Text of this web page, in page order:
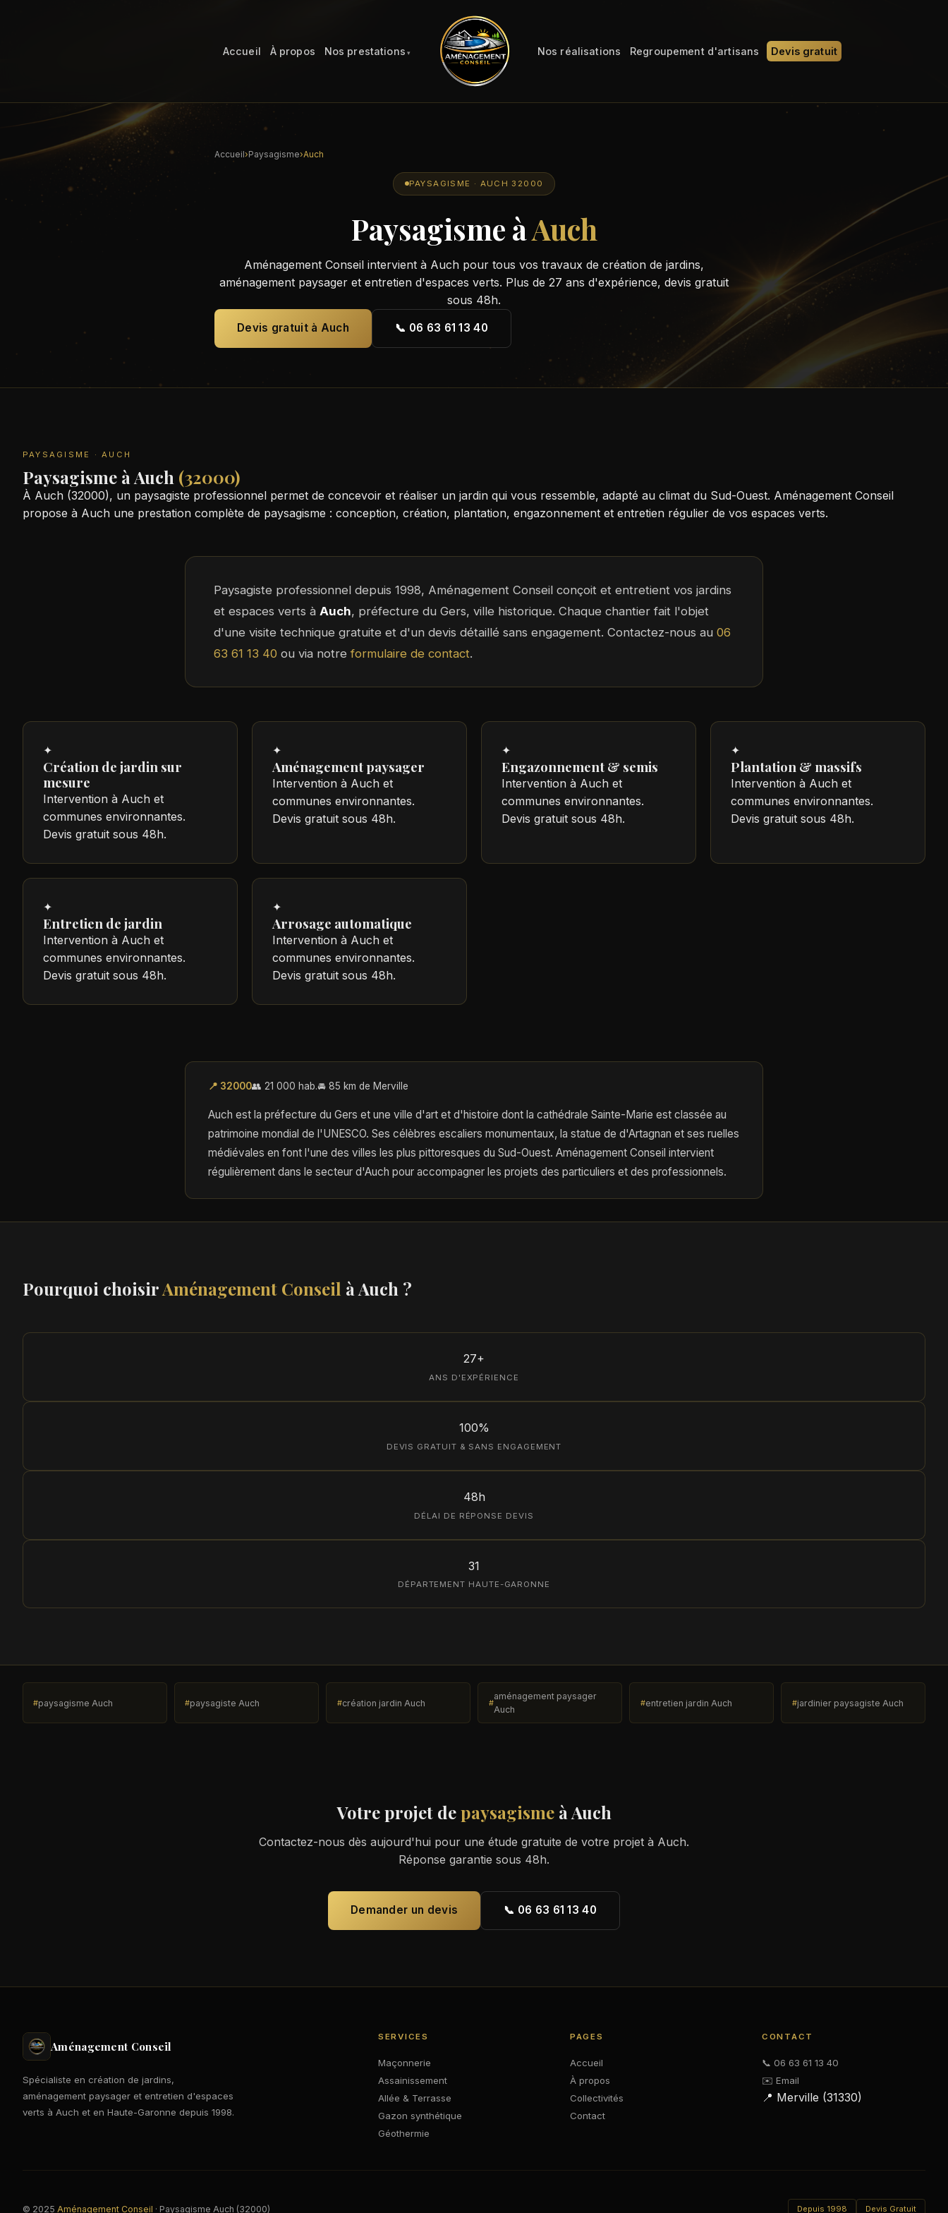
Accueil À propos Nos prestations Nos réalisations Regroupement d'artisans Devis gratuit
Accueil›Paysagisme›Auch
PAYSAGISME · AUCH 32000
Paysagisme àAuch
Aménagement Conseil intervient à Auch pour tous vos travaux de création de jardins,
aménagement paysager et entretien d'espaces verts. Plus de 27 ans d'expérience, devis gratuit
sous 48h.
Devis gratuit à Auch 📞 06 63 61 13 40
PAYSAGISME · AUCH
Paysagisme à Auch (32000)
À Auch (32000), un paysagiste professionnel permet de concevoir et réaliser un jardin qui vous ressemble, adapté au climat du Sud-Ouest. Aménagement Conseil
propose à Auch une prestation complète de paysagisme : conception, création, plantation, engazonnement et entretien régulier de vos espaces verts.
Paysagiste professionnel depuis 1998, Aménagement Conseil conçoit et entretient vos jardins
et espaces verts à Auch, préfecture du Gers, ville historique. Chaque chantier fait l'objet
d'une visite technique gratuite et d'un devis détaillé sans engagement. Contactez-nous au 06
63 61 13 40 ou via notreformulaire de contact.
✦
Création de jardin sur
mesure
Intervention à Auch et
communes environnantes.
Devis gratuit sous 48h.
✦
Aménagement paysager
Intervention à Auch et
communes environnantes.
Devis gratuit sous 48h.
✦
Engazonnement & semis
Intervention à Auch et
communes environnantes.
Devis gratuit sous 48h.
✦
Plantation & massifs
Intervention à Auch et
communes environnantes.
Devis gratuit sous 48h.
✦
Entretien de jardin
Intervention à Auch et
communes environnantes.
Devis gratuit sous 48h.
✦
Arrosage automatique
Intervention à Auch et
communes environnantes.
Devis gratuit sous 48h.
📍 32000👥 21 000 hab.🚘 85 km de Merville
Auch est la préfecture du Gers et une ville d'art et d'histoire dont la cathédrale Sainte-Marie est classée au
patrimoine mondial de l'UNESCO. Ses célèbres escaliers monumentaux, la statue de d'Artagnan et ses ruelles
médiévales en font l'une des villes les plus pittoresques du Sud-Ouest. Aménagement Conseil intervient
régulièrement dans le secteur d'Auch pour accompagner les projets des particuliers et des professionnels.
Pourquoi choisirAménagement Conseil à Auch ?
27+
ANS D'EXPÉRIENCE
100%
DEVIS GRATUIT & SANS ENGAGEMENT
48h
DÉLAI DE RÉPONSE DEVIS
31
DÉPARTEMENT HAUTE-GARONNE
paysagisme Auch paysagiste Auch création jardin Auch
aménagement paysager
Auch
entretien jardin Auch jardinier paysagiste Auch
Votre projet depaysagismeà Auch
Contactez-nous dès aujourd'hui pour une étude gratuite de votre projet à Auch.
Réponse garantie sous 48h.
Demander un devis 📞 06 63 61 13 40
Aménagement Conseil
Spécialiste en création de jardins,
aménagement paysager et entretien d'espaces
verts à Auch et en Haute-Garonne depuis 1998.
SERVICES
Maçonnerie
Assainissement
Allée & Terrasse
Gazon synthétique
Géothermie
PAGES
Accueil
À propos
Collectivités
Contact
CONTACT
📞 06 63 61 13 40
✉️ Email
📍 Merville (31330)
© 2025 Aménagement Conseil · Paysagisme Auch (32000) Depuis 1998 Devis Gratuit